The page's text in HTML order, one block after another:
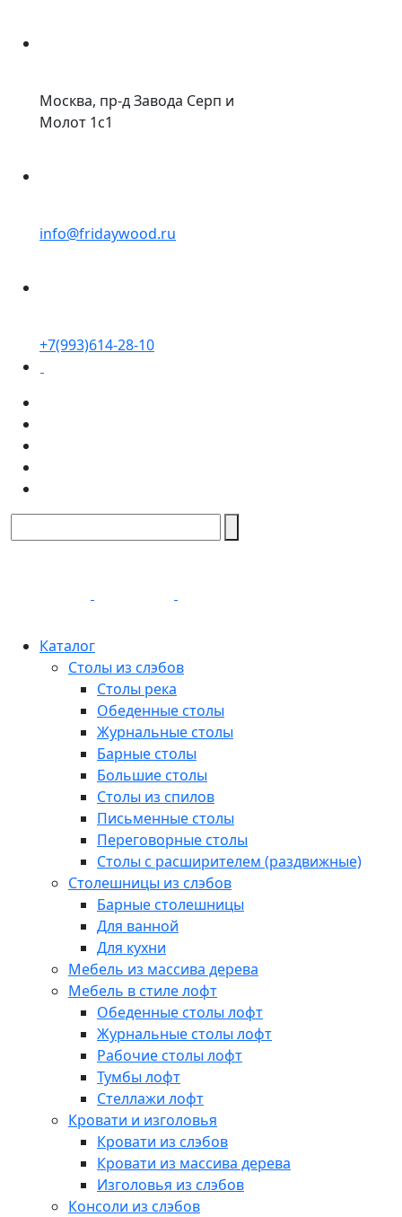
Москва, пр-д Завода Серп и
Молот 1с1
info@fridaywood.ru
+7(993)614-28-10
Каталог
Столы из слэбов
Столы река
Обеденные столы
Журнальные столы
Барные столы
Большие столы
Столы из спилов
Письменные столы
Переговорные столы
Столы с расширителем (раздвижные)
Столешницы из слэбов
Барные столешницы
Для ванной
Для кухни
Мебель из массива дерева
Мебель в стиле лофт
Обеденные столы лофт
Журнальные столы лофт
Рабочие столы лофт
Тумбы лофт
Стеллажи лофт
Кровати и изголовья
Кровати из слэбов
Кровати из массива дерева
Изголовья из слэбов
Консоли из слэбов